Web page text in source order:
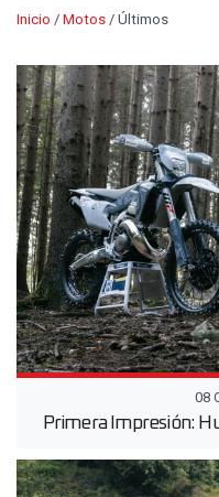
Inicio / Motos / Últimos
08
Primera Impresión: